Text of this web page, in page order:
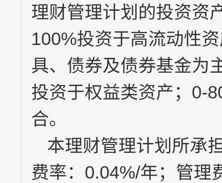
理财管理计划的投资资
100%投资于高流动性
具、债券及债券基金为
投资于权益类资产； 0-
合。
本理财管理计划所承
费率： 0.04%/年；管理